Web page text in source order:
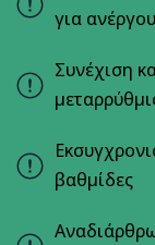
για
Συνέχιση
βαθμίδες